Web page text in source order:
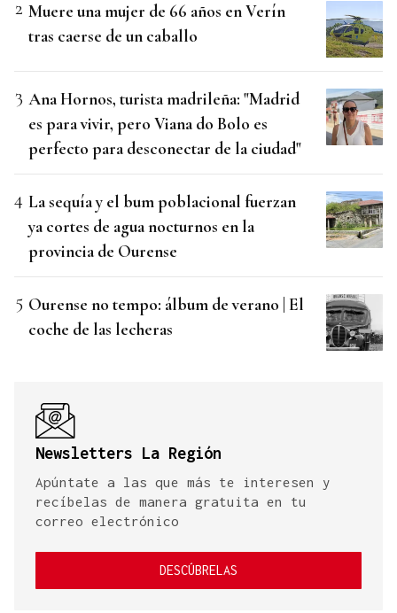
Muere una mujer de 66 años en Verín
tras caerse de un caballo
Ana Hornos, turista madrileña: "Madrid
es para vivir, pero Viana do Bolo es
perfecto para desconectar de la ciudad"
La sequía y el bum poblacional fuerzan
ya cortes de agua nocturnos en la
provincia de Ourense
Ourense no tempo: álbum de verano | El
coche de las lecheras
Newsletters La Región
Apúntate a las que más te interesen y
recíbelas de manera gratuita en tu
correo electrónico
DESCÚBRELAS